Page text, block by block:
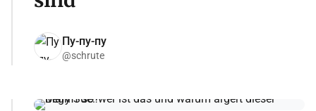
Пу-пу-пу
@schrute